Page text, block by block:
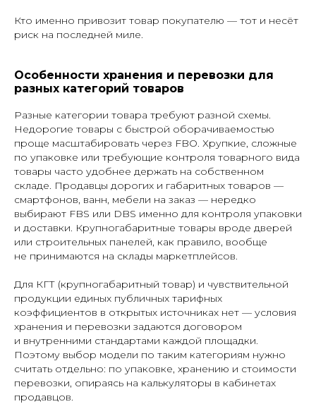
Кто именно привозит товар покупателю — тот и несёт
риск на последней миле.
Особенности хранения и перевозки для
разных категорий товаров
Разные категории товара требуют разной схемы.
Недорогие товары с быстрой оборачиваемостью
проще масштабировать через FBO. Хрупкие, сложные
по упаковке или требующие контроля товарного вида
товары часто удобнее держать на собственном
складе. Продавцы дорогих и габаритных товаров —
смартфонов, ванн, мебели на заказ — нередко
выбирают FBS или DBS именно для контроля упаковки
и доставки. Крупногабаритные товары вроде дверей
или строительных панелей, как правило, вообще
не принимаются на склады маркетплейсов.
Для КГТ (крупногабаритный товар) и чувствительной
продукции единых публичных тарифных
коэффициентов в открытых источниках нет — условия
хранения и перевозки задаются договором
и внутренними стандартами каждой площадки.
Поэтому выбор модели по таким категориям нужно
считать отдельно: по упаковке, хранению и стоимости
перевозки, опираясь на калькуляторы в кабинетах
продавцов.